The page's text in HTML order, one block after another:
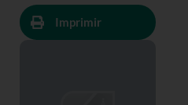
Imprimir